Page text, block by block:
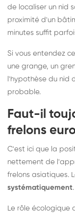
de localiser un nid
proximité d'un
minutes suffit
Si vous entendez
une grange, un
l'hypothèse du nid
probable.
Faut-il
frelons
C'est ici que la
nettement de
frelons asiatiques.
systématiquement.
Le rôle écologique